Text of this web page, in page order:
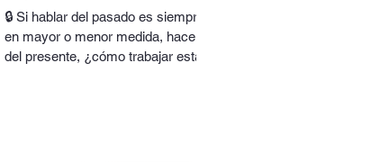
🔒 Si hablar del pasado es siempre,
en mayor o menor medida, hacerlo
del presente, ¿cómo trabajar esta